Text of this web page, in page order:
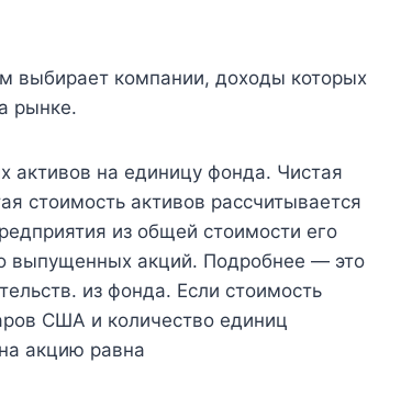
выбирает компании, доходы которых
рынке.
активов на единицу фонда. Чистая
стоимость активов рассчитывается
из общей стоимости его
выпущенных акций. Подробнее — это
из фонда. Если стоимость
США и количество единиц
акцию равна